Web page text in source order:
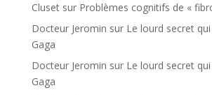
Clusetsur Problèmes cognitifs de «
Docteur Jeromin sur Le lourd secret
Gaga
Docteur Jeromin sur Le lourd secret
Gaga